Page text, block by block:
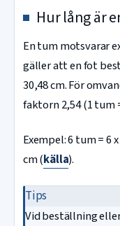
Hur lång är
En tum motsvarar
gäller att en fot
30,48 cm. För
faktorn 2,54 (1 tum
Exempel: 6 tum = 6
cm (källa).
Tips
Vid beställning